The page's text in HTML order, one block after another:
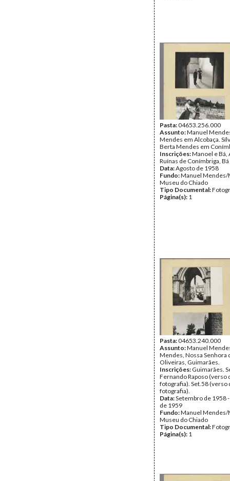
Pasta:04653.256.000
Assunto:Manuel
Mendes em Alcobaça.
Berta Mendes em
Inscrições:Manoel e Bá,
Ruínas de Conímbriga,
Data:Agosto de 1958
Fundo:Manuel Mendes/
Museu do Chiado
Tipo Documental:
Página(s): 1
Pasta:04653.240.000
Assunto:Manuel
Mendes, Nossa Senhora
Oliveiras, Guimarães.
Inscrições: Guimarães.
Fernando Raposo (verso
fotografia). Set.58 (verso
fotografia).
Data:Setembro de 1958
de 1959
Fundo:Manuel Mendes/
Museu do Chiado
Tipo Documental:
Página(s): 1